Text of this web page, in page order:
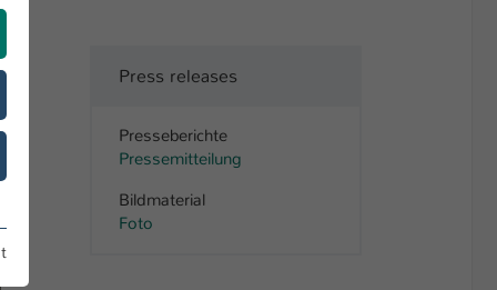
Press releases
Presseberichte
Pressemitteilung
Bildmaterial
Foto